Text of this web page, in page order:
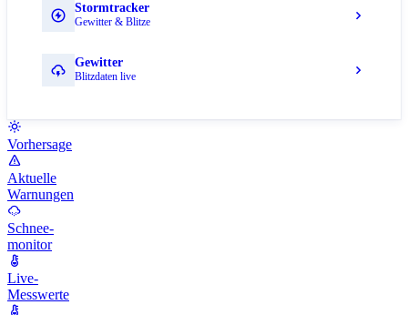
Stormtracker
Gewitter & Blitze
Gewitter
Blitzdaten live
Vorhersage
Aktuelle
Warnungen
Schnee-
monitor
Live-
Messwerte